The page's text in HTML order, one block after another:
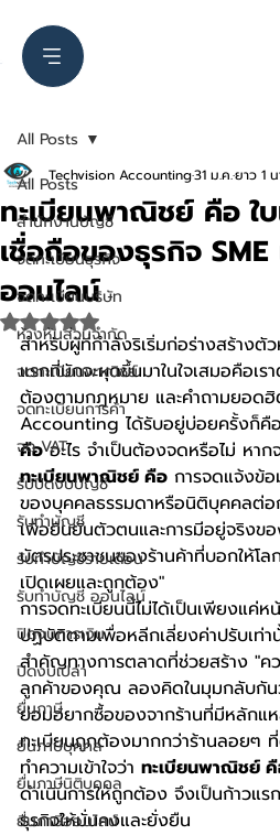
All Posts
สำนักงานบัญชี
จดทะเบียนธุรกิจ
จดทะเบียนบริษัท
ห้างหุ้นส่วนจำกัด
จดทะเบียนพาณิชย์
จดทะเบียนการค้า
จด VAT
รับปิดงบบัญชี
รับทำบัญชี
รับทำบัญชีรายเดือน
รับทำบัญชี ออนไลน์
ปิดงบการเงิน
ปิดงบเปล่า
ยื่นภาษี
ยื่นภาษีบุคคล
ยื่นภาษีนิติบุคคล
ยื่นภาษีออนไลน์
All Posts
ทะเบียนพาณิชย์ คือ ใ
เชื่อถือของธุรกิจ SME
ออนไลน์
Techvision Accounting31 ม.ค.ยาว 1
ได้รับ NaN เต็ม 5 ดาว
สำหรับผู้ที่กำลังริเริ่มก่อร่างสร้างตั
แรกที่มักจะผุดขึ้นมาในใจเสมอคือเร
ต้องตามกฎหมาย และคำถามยอด
Accounting ได้รับอยู่บ่อยครั้งก็คือ
คือ อะไร จำเป็นต้องจดหรือไม่ หาก
ทะเบียนพาณิชย์ คือ การจดแจ้งข้อ
ของบุคคลธรรมดาหรือนิติบุคคลต่
เพื่อยืนยันตัวตนและการมีอยู่จริงข
บัตรประชาชนของร้านค้าที่บอกให้โ
เปิดเผยและถูกต้อง"
การจดทะเบียนนี้ไม่ได้เป็นเพียงแค่
ปฏิบัติตามเพื่อหลีกเลี่ยงค่าปรับเท่
สำคัญทางการตลาดที่ช่วยสร้าง "คว
ลูกค้าของคุณ ลองคิดในมุมกลับกั
ย่อมอยากซื้อของจากร้านที่มีหลักแ
ทะเบียนถูกต้องมากกว่าร้านลอยๆ
ทำความเข้าใจว่า ทะเบียนพาณิชย์
ดำเนินการให้ถูกต้อง จึงเป็นก้าวแ
ธุรกิจให้มั่นคงและยั่งยืน